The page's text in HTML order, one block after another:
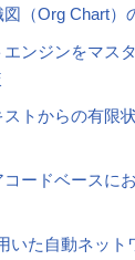
（Org Chart）
ンジンをマス
トからの有限
ードベースに
いた自動ネット